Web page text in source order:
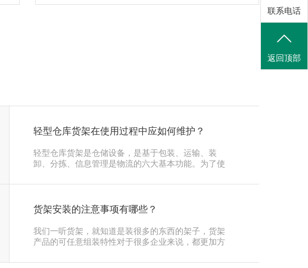
轻型仓库货架在使用过程中应如何维护？
轻型仓库货架是仓储设备，是基于包装、运输、装
卸、分拣、信息管理是物流的六大基本功能。为了使
货架安装的注意事项有哪些？
我们一听货架，就知道是装很多的东西的架子，货架
产品的可任意组装特性对于很多企业来说，都更加方
联系电话
返回顶部